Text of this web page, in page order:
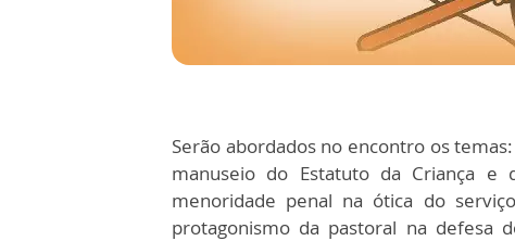
Serão abordados no encontro os
manuseio do Estatuto da Criança e
menoridade penal na ótica do
protagonismo da pastoral na defesa